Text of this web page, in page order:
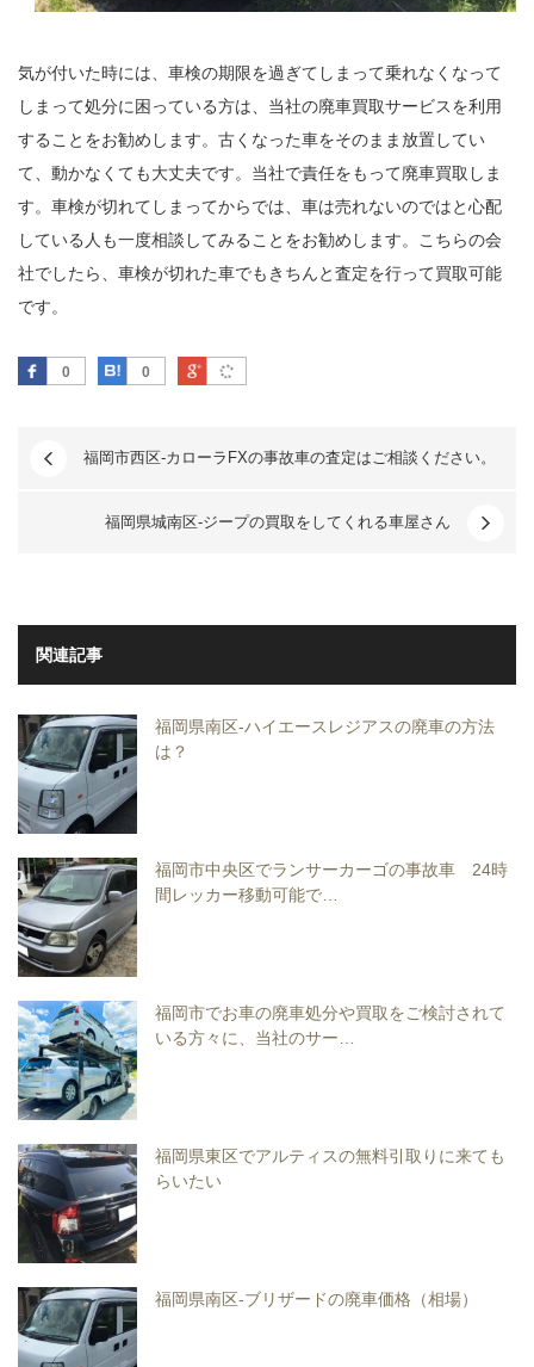
気が付いた時には、車検の期限を過ぎてしまって乗れなくなって
しまって処分に困っている方は、当社の廃車買取サービスを利用
することをお勧めします。古くなった車をそのまま放置してい
て、動かなくても大丈夫です。当社で責任をもって廃車買取しま
す。車検が切れてしまってからでは、車は売れないのではと心配
している人も一度相談してみることをお勧めします。こちらの会
社でしたら、車検が切れた車でもきちんと査定を行って買取可能
です。
0
Facebook 0
はてなブックマーク
Google Plus
福岡市西区-カローラFXの事故車の査定はご相談ください。
福岡県城南区-ジープの買取をしてくれる車屋さん
関連記事
福岡県南区-ハイエースレジアスの廃車の方法
は？
福岡市中央区でランサーカーゴの事故車 24時
間レッカー移動可能で…
福岡市でお車の廃車処分や買取をご検討されて
いる方々に、当社のサー…
福岡県東区でアルティスの無料引取りに来ても
らいたい
福岡県南区-ブリザードの廃車価格（相場）